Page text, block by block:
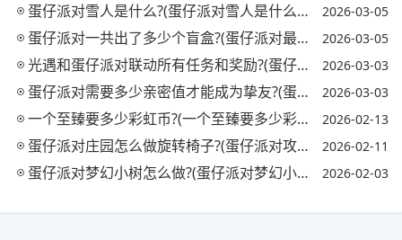
蛋仔派对雪人是什么?(蛋仔派对雪人是什么颜色的) 2026-03-05
蛋仔派对一共出了多少个盲盒?(蛋仔派对最新上架时间) 2026-03-05
光遇和蛋仔派对联动所有任务和奖励?(蛋仔派对盲盒) 2026-03-03
蛋仔派对需要多少亲密值才能成为挚友?(蛋仔派对礼包) 2026-03-03
一个至臻要多少彩虹币?(一个至臻要多少彩虹币才能抽到) 2026-02-13
蛋仔派对庄园怎么做旋转椅子?(蛋仔派对攻略) 2026-02-11
蛋仔派对梦幻小树怎么做?(蛋仔派对梦幻小树怎么做视频) 2026-02-03